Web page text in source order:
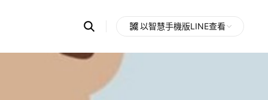
Search
OpenChats
messages
search
area
以智慧手機版LINE查看